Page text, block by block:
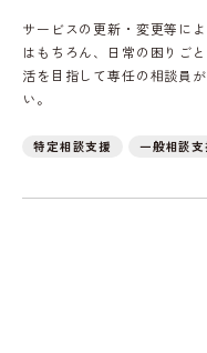
サービスの更新・変更等に
はもちろん、日常の困りご
活を目指して専任の相談員
い。
特定相談支援 一般相談支